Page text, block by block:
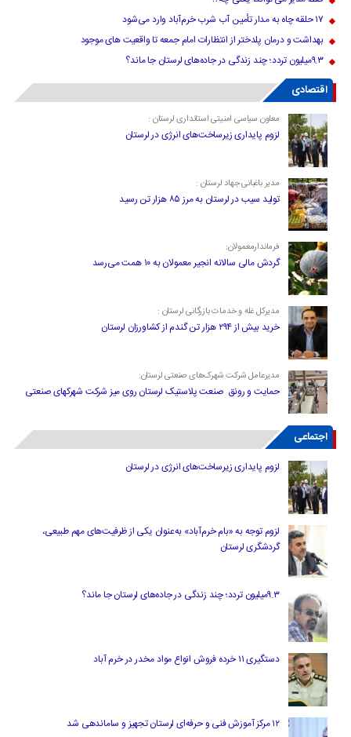
۱۷ حلقه چاه به مدار تأمین آب شرب خرم‌آباد وارد می‌شود
بهداشت و درمان پلدختر از انتظارات امام جمعه تا واقعیت های موجود
۹.۳میلیون تردد؛ چند زندگی در جاده‌های لرستان جا ماند؟
اقتصادی
معاون سیاسی امنیتی استانداری لرستان :
لزوم پایداری زیرساخت‌های انرژی در لرستان
مدیر باغبانی جهاد لرستان :
تولید سیب در لرستان به مرز ۸۵ هزار تن رسید
فرماندارمعمولان:
گردش مالی سالانه انجیر معمولان به ۱۰ همت می‌رسد
مدیرکل غله و خدمات بازرگانی لرستان :
خرید بیش از ۲۹۴ هزار تن گندم از کشاورزان لرستان
مدیرعامل شرکت شهرک‌های صنعتی لرستان:
حمایت و رونق صنعت پلاستیک لرستان روی میز شرکت شهرکهای صنعتی
اجتماعی
لزوم پایداری زیرساخت‌های انرژی در لرستان
لزوم توجه به «بام خرم‌آباد» به‌عنوان یکی از ظرفیت‌های مهم طبیعی،
گردشگری لرستان
۹.۳میلیون تردد؛ چند زندگی در جاده‌های لرستان جا ماند؟
دستگیری ۱۱ خرده فروش انواع مواد مخدر در خرم آباد
۱۲ مرکز آموزش فنی و حرفه‌ای لرستان تجهیز و ساماندهی شد